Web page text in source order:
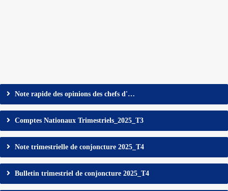
Note rapide des opinions des chefs d'…
Comptes Nationaux Trimestriels_2025_T3
Note trimestrielle de conjoncture 2025_T4
Bulletin trimestriel de conjoncture 2025_T4